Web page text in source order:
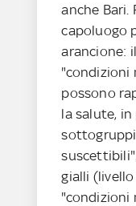
anche Bari.
capoluogo
arancione:
"condizioni
possono
la salute,
gialli
"condizioni